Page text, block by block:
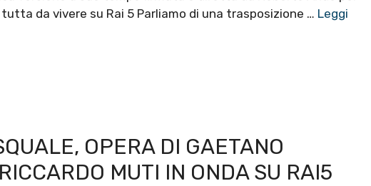
tutta da vivere su Rai 5 Parliamo di una trasposizione … Leggi
OPERA DI GAETANO
MUTI IN ONDA SU RAI5